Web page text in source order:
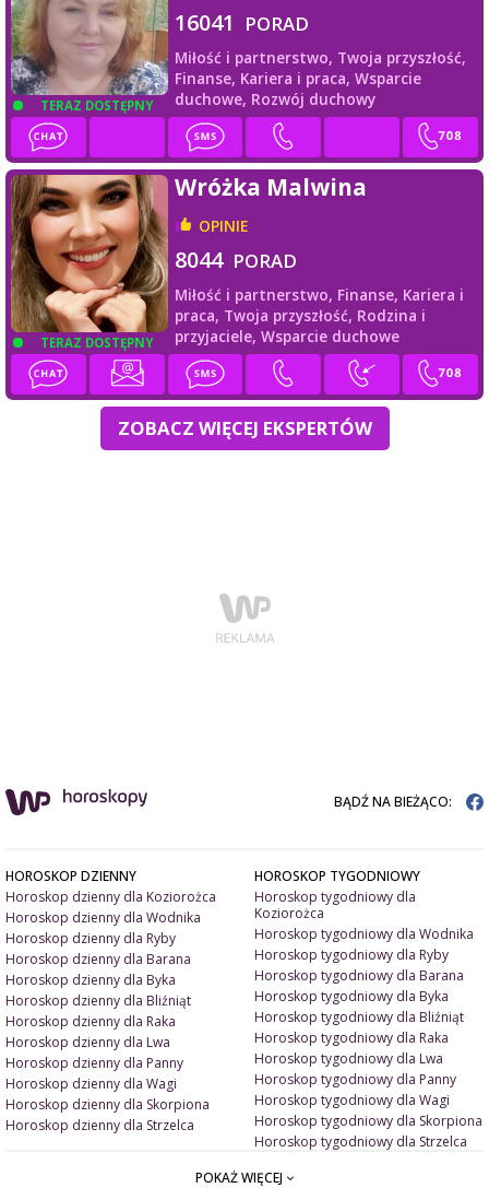
TERAZ DOSTĘPNY
16041 PORAD
Miłość i partnerstwo, Twoja przyszłość,
Finanse, Kariera i praca, Wsparcie
duchowe, Rozwój duchowy
TERAZ DOSTĘPNY
Wróżka Malwina
OPINIE
8044 PORAD
Miłość i partnerstwo, Finanse, Kariera i
praca, Twoja przyszłość, Rodzina i
przyjaciele, Wsparcie duchowe
ZOBACZ WIĘCEJ EKSPERTÓW
BĄDŹ NA BIEŻĄCO:
HOROSKOP DZIENNY
Horoskop dzienny dla Koziorożca
Horoskop dzienny dla Wodnika
Horoskop dzienny dla Ryby
Horoskop dzienny dla Barana
Horoskop dzienny dla Byka
Horoskop dzienny dla Bliźniąt
Horoskop dzienny dla Raka
Horoskop dzienny dla Lwa
Horoskop dzienny dla Panny
Horoskop dzienny dla Wagi
Horoskop dzienny dla Skorpiona
Horoskop dzienny dla Strzelca
HOROSKOP TYGODNIOWY
Horoskop tygodniowy dla
Koziorożca
Horoskop tygodniowy dla Wodnika
Horoskop tygodniowy dla Ryby
Horoskop tygodniowy dla Barana
Horoskop tygodniowy dla Byka
Horoskop tygodniowy dla Bliźniąt
Horoskop tygodniowy dla Raka
Horoskop tygodniowy dla Lwa
Horoskop tygodniowy dla Panny
Horoskop tygodniowy dla Wagi
Horoskop tygodniowy dla Skorpiona
Horoskop tygodniowy dla Strzelca
ZNAK ZODIAKU A
POKAŻ WIĘCEJ